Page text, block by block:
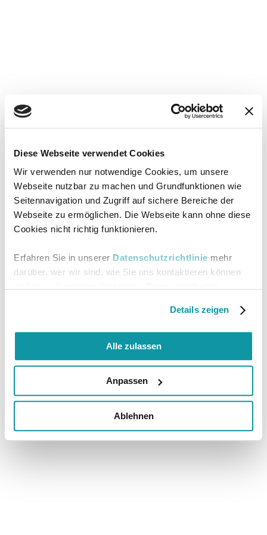
Diese Webseite verwendet Cookies
Wir verwenden nur notwendige Cookies, um unsere
Webseite nutzbar zu machen und Grundfunktionen wie
Seitennavigation und Zugriff auf sichere Bereiche der
Webseite zu ermöglichen. Die Webseite kann ohne diese
Cookies nicht richtig funktionieren.
Erfahren Sie in unserer Datenschutzrichtlinie mehr
darüber, wer wir sind, wie Sie uns kontaktieren können
Details zeigen
Alle zulassen
Anpassen
Ablehnen